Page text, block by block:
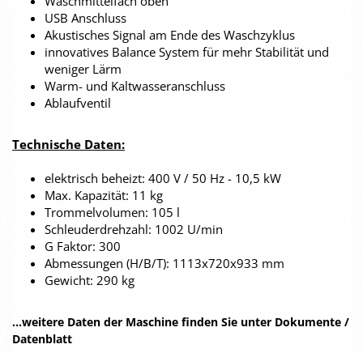
USB Anschluss
Akustisches Signal am Ende des Waschzyklus
innovatives Balance System für mehr Stabilität und
weniger Lärm
Warm- und Kaltwasseranschluss
Ablaufventil
Technische Daten:
elektrisch beheizt: 400 V / 50 Hz - 10,5 kW
Max. Kapazität: 11 kg
Trommelvolumen: 105 l
Schleuderdrehzahl: 1002 U/min
G Faktor: 300
Abmessungen (H/B/T): 1113x720x933 mm
Gewicht: 290 kg
...weitere Daten der Maschine finden Sie unter Dokumente /
Datenblatt